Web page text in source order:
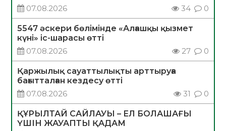
07.08.2026
34 0
5547 әскери бөлімінде «Алғашқы қызмет
күні» іс-шарасы өтті
07.08.2026
27 0
Қаржылық сауаттылықты арттыруға
бағытталған кездесу өтті
07.08.2026
31 0
ҚҰРЫЛТАЙ САЙЛАУЫ – ЕЛ БОЛАШАҒЫ
ҮШІН ЖАУАПТЫ ҚАДАМ